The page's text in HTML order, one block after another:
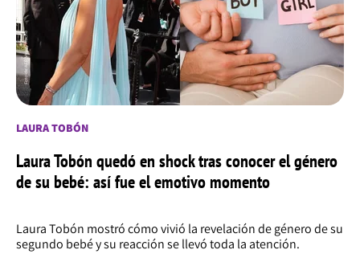
LAURA TOBÓN
Laura Tobón quedó en shock tras conocer el género
de su bebé: así fue el emotivo momento
Laura Tobón mostró cómo vivió la revelación de género de su
segundo bebé y su reacción se llevó toda la atención.